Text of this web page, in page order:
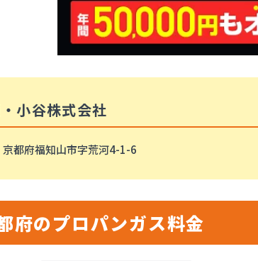
小谷株式会社
京都府福知山市字荒河4-1-6
府のプロパンガス料金